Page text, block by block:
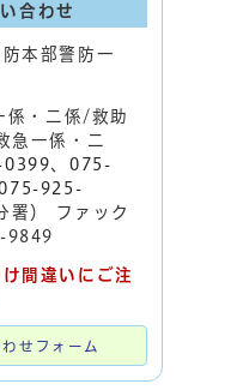
合わせ
本部警防一
係・二係/救助
急一係・二
0399、075-
925-
署） ファック
9849
間違いにご注
せフォーム